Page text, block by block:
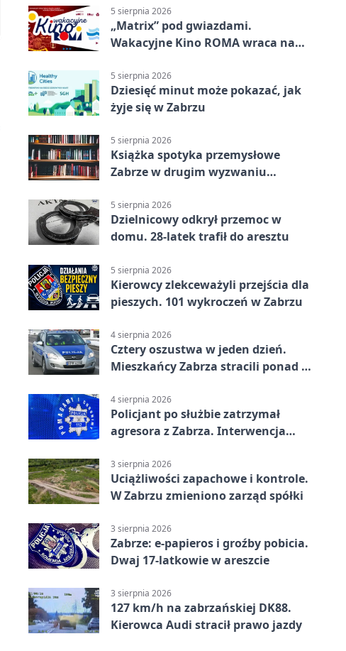
5 sierpnia 2026
„Matrix” pod gwiazdami.
Wakacyjne Kino ROMA wraca na
5 sierpnia 2026
Dziesięć minut może pokazać, jak
żyje się w Zabrzu
5 sierpnia 2026
Książka spotyka przemysłowe
Zabrze w drugim wyzwaniu
5 sierpnia 2026
Dzielnicowy odkrył przemoc w
domu. 28-latek trafił do aresztu
5 sierpnia 2026
Kierowcy zlekceważyli przejścia dla
pieszych. 101 wykroczeń w Zabrzu
4 sierpnia 2026
Cztery oszustwa w jeden dzień.
Mieszkańcy Zabrza stracili ponad 6
4 sierpnia 2026
Policjant po służbie zatrzymał
agresora z Zabrza. Interwencja
3 sierpnia 2026
Uciążliwości zapachowe i kontrole.
W Zabrzu zmieniono zarząd spółki
3 sierpnia 2026
Zabrze: e-papieros i groźby pobicia.
Dwaj 17-latkowie w areszcie
3 sierpnia 2026
127 km/h na zabrzańskiej DK88.
Kierowca Audi stracił prawo jazdy